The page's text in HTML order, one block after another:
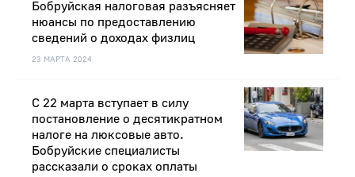
23 МАРТА 2024
Бобруйская налоговая разъясняет
нюансы по предоставлению
сведений о доходах физлиц
С 22 марта вступает в силу
постановление о десятикратном
налоге на люксовые авто.
Бобруйские специалисты
рассказали о сроках оплаты